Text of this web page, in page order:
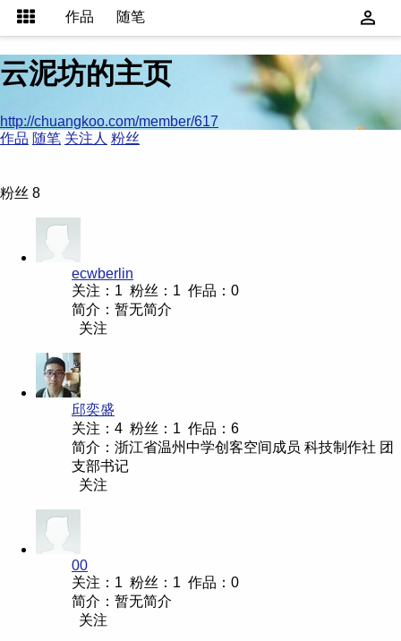
作品 随笔
云泥坊的主页
http://chuangkoo.com/member/617
作品 随笔 关注人 粉丝
粉丝 8
ecwberlin
关注：1 粉丝：1 作品：0
简介：暂无简介
关注
邱奕盛
关注：4 粉丝：1 作品：6
简介：浙江省温州中学创客空间成员 科技制作社 团
支部书记
关注
00
关注：1 粉丝：1 作品：0
简介：暂无简介
关注